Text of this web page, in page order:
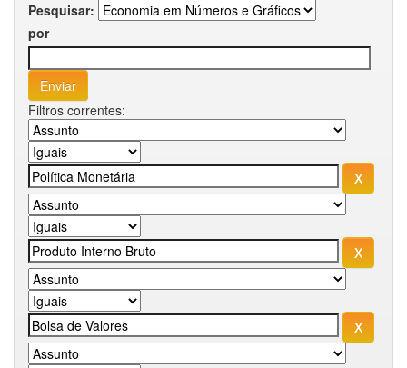
Pesquisar:
por
Filtros correntes: